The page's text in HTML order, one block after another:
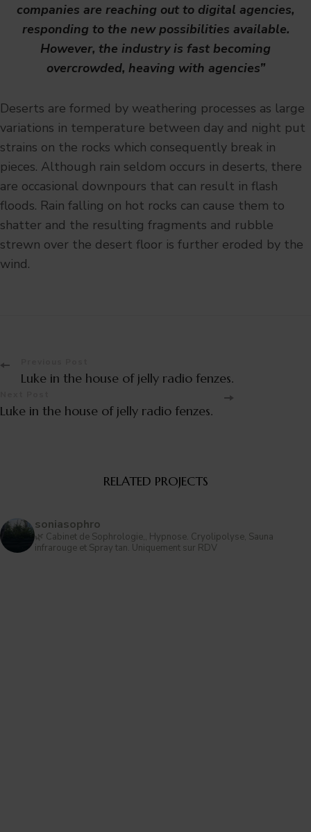
companies are reaching out to digital agencies,
responding to the new possibilities available.
However, the industry is fast becoming
overcrowded, heaving with agencies”
Deserts are formed by weathering processes as large
variations in temperature between day and night put
strains on the rocks which consequently break in
pieces. Although rain seldom occurs in deserts, there
are occasional downpours that can result in flash
floods. Rain falling on hot rocks can cause them to
shatter and the resulting fragments and rubble
strewn over the desert floor is further eroded by the
wind.
Post
Navigation
Luke in the house of jelly radio fenzes.
Luke in the house of jelly radio fenzes.
RELATED PROJECTS
soniasophro
🌿 Cabinet de Sophrologie,, Hypnose. Cryolipolyse, Sauna
infrarouge et Spray tan. Uniquement sur RDV